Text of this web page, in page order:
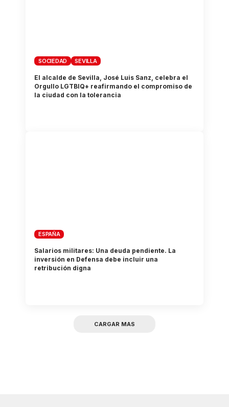
SOCIEDAD SEVILLA
El alcalde de Sevilla, José Luis Sanz, celebra el
Orgullo LGTBIQ+ reafirmando el compromiso de
la ciudad con la tolerancia
ESPAÑA
Salarios militares: Una deuda pendiente. La
inversión en Defensa debe incluir una
retribución digna
CARGAR MAS